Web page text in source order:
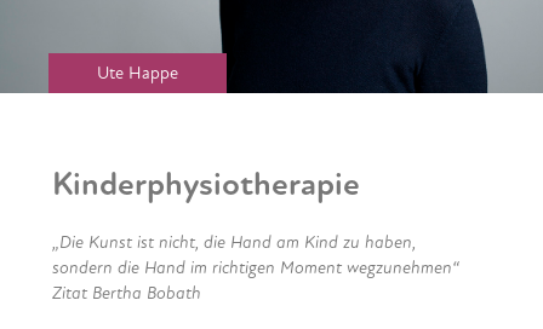
Ute Happe
Kinderphysiotherapie
„Die Kunst ist nicht, die Hand am Kind zu haben,
sondern die Hand im richtigen Moment wegzunehmen“
Zitat Bertha Bobath